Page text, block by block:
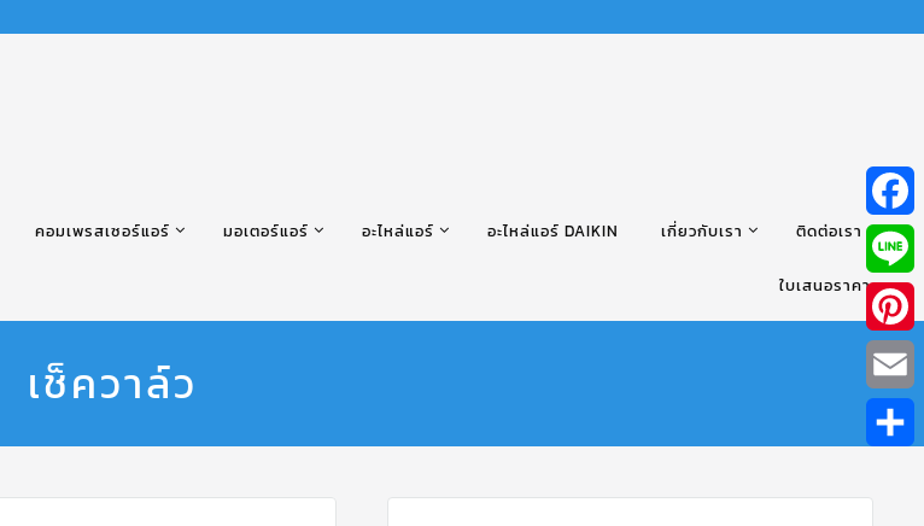
คอมเพรสเซอร์แอร์ มอเตอร์แอร์ อะไหล่แอร์ อะไหล่แอร์ DAIKIN เกี่ยวกับเรา ติดต่อเรา
ใบเสนอราคา
เช็ควาล์ว
Line
Email